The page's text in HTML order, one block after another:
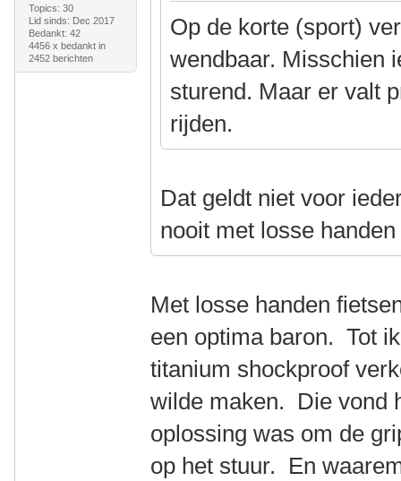
Topics: 30
Lid sinds: Dec 2017
Bedankt: 42
4456 x bedankt in
2452 berichten
Op de korte (sport)
wendbaar. Misschien
sturend. Maar er valt
rijden.
Dat geldt niet voor
nooit met losse
Met losse handen
een optima baron. Tot
titanium shockproof
wilde maken. Die vond
oplossing was om de
op het stuur. En